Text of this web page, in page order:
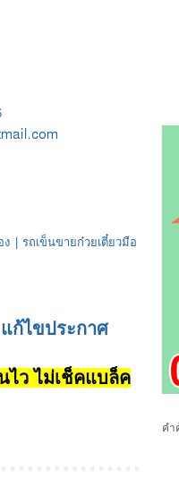
ง
รถเข็นขายก๋วยเตี๋ยวมือ
แก้ไขประกาศ
ไว ไม่เช็คแบล็ค
คำ